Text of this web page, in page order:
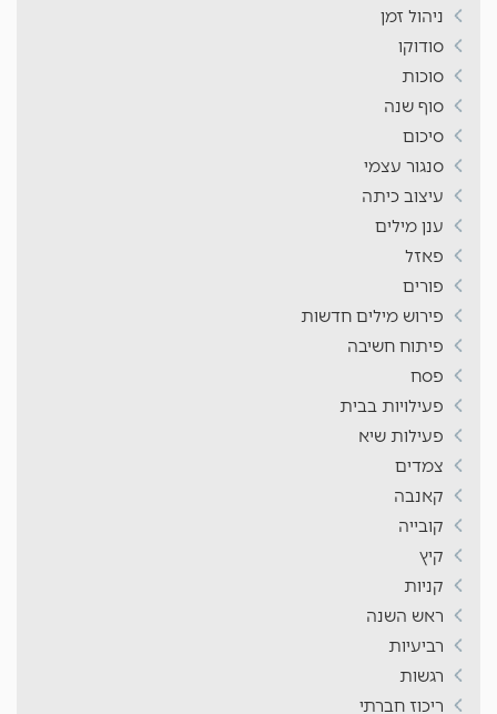
ניהול זמן
סודוקו
סוכות
סוף שנה
סיכום
סנגור עצמי
עיצוב כיתה
ענן מילים
פאזל
פורים
פירוש מילים חדשות
פיתוח חשיבה
פסח
פעילויות בבית
פעילות שיא
צמדים
קאנבה
קובייה
קיץ
קניות
ראש השנה
רביעיות
רגשות
ריכוז חברתי